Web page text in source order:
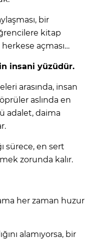
bir
kitap
herkese açması…
insani yüzüdür.
arasında, insan
aslında en
adalet, daima
sürece, en sert
zorunda kalır.
her zaman huzur
alamıyorsa, bir